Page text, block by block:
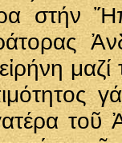
στήν
μαζί
τοῦ